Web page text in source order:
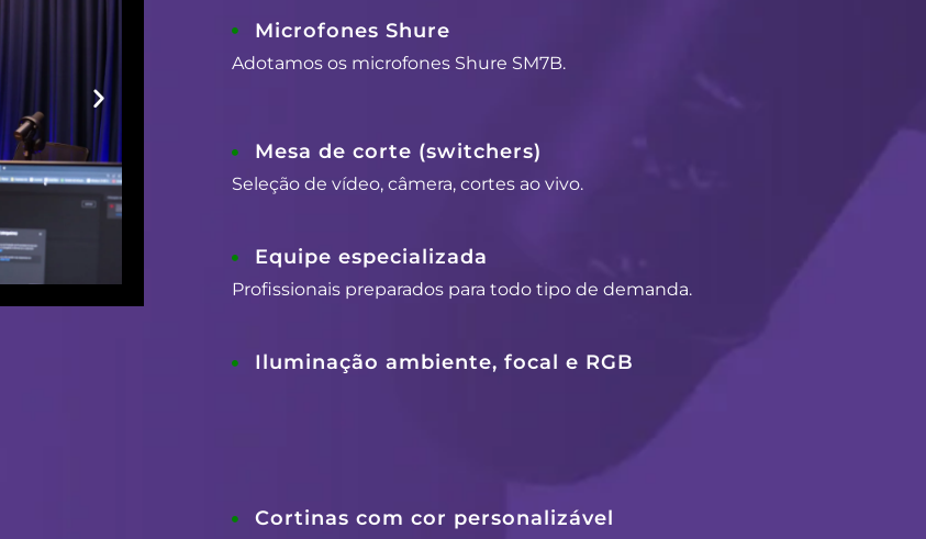
Microfones Shure
Adotamos os microfones Shure SM7B.
Mesa de corte (switchers)
Seleção de vídeo, câmera, cortes ao vivo.
Equipe especializada
Profissionais preparados para todo tipo de demanda.
Iluminação ambiente, focal e RGB
Cortinas com cor personalizável